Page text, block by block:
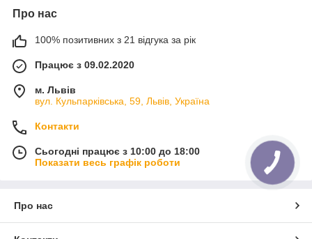
Про нас
100% позитивних з 21 відгука за рік
Працює з 09.02.2020
м. Львів
вул. Кульпарківська, 59, Львів, Україна
Контакти
Сьогодні працює з 10:00 до 18:00
Показати весь графік роботи
Про нас